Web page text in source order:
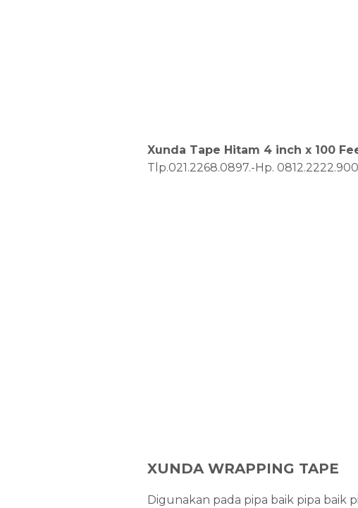
Xunda Tape Hitam 4 inch x 100
Tlp.021.2268.0897.-Hp.
XUNDA WRAPPING TAPE
Digunakan pada pipa baik pipa